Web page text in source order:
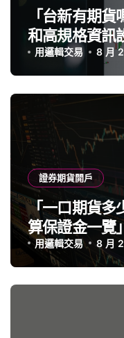
「台新有期
和高規格資訊
持，成為業界
用邏輯交易 8 月
證券期貨開戶
「一口期貨多
算保證金一覽
用邏輯交易 8 月